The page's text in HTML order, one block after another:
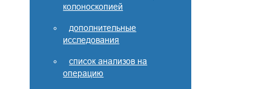
колоноскопией
дополнительные
исследования
список анализов на
операцию